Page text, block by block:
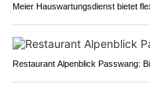
Meier Hauswartungsdienst bietet
Restaurant Alpenblick Passwang: